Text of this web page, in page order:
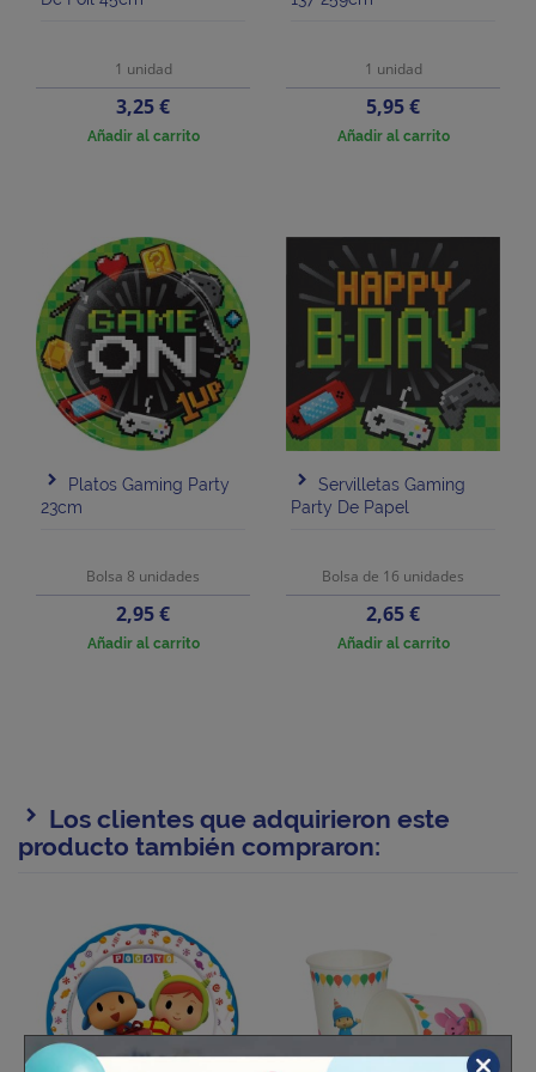
1 unidad
Precio
3,25 €
Añadir al carrito
1 unidad
Precio
5,95 €
Añadir al carrito
Platos Gaming Party
23cm
Bolsa 8 unidades
Precio
2,95 €
Añadir al carrito
Servilletas Gaming
Party De Papel
Bolsa de 16 unidades
Precio
2,65 €
Añadir al carrito
Los clientes que adquirieron este
producto también compraron: